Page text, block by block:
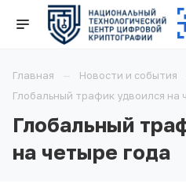
Главная Новости и события
Глобальный трафик удвоился на
Глобальный
на четыре года